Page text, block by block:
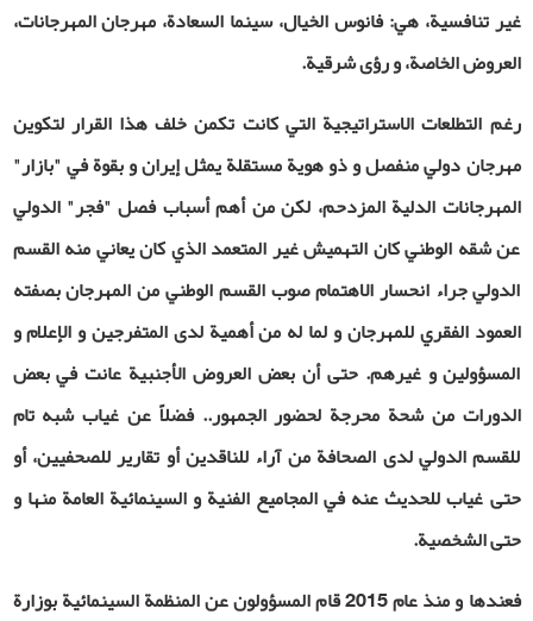
غير تنافسية، هي: فانوس الخيال، سينما السعادة، مهرجان المهرجانات،
العروض الخاصة، و رؤى شرقية.
رغم التطلعات الاستراتيجية التي كانت تكمن خلف هذا القرار لتكوين
مهرجان دولي منفصل و ذو هوية مستقلة يمثل إيران و بقوة في "بازار"
المهرجانات الدلية المزدحم، لكن من أهم أسباب فصل "فجر" الدولي
عن شقه الوطني كان التهميش غير المتعمد الذي كان يعاني منه القسم
الدولي جراء انحسار الاهتمام صوب القسم الوطني من المهرجان بصفته
العمود الفقري للمهرجان و لما له من أهمية لدى المتفرجين و الإعلام و
المسؤولين و غيرهم. حتى أن بعض العروض الأجنبية عانت في بعض
الدورات من شحة محرجة لحضور الجمهور.. فضلاً عن غياب شبه تام
للقسم الدولي لدى الصحافة من آراء للناقدين أو تقارير للصحفيين، أو
حتى غياب للحديث عنه في المجاميع الفنية و السينمائية العامة منها و
حتى الشخصية.
فعندها و منذ عام 2015 قام المسؤولون عن المنظمة السينمائية بوزارة